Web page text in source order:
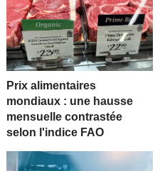
Prix alimentaires
mondiaux : une hausse
mensuelle contrastée
selon l'indice FAO